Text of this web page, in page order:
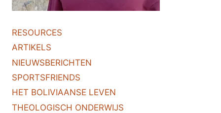
RESOURCES
ARTIKELS
NIEUWSBERICHTEN
SPORTSFRIENDS
HET BOLIVIAANSE LEVEN
THEOLOGISCH ONDERWIJS